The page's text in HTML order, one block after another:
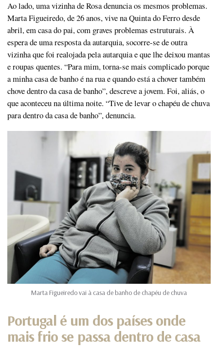
Ao lado, uma vizinha de Rosa denuncia os mesmos problemas.
Marta Figueiredo, de 26 anos, vive na Quinta do Ferro desde
abril, em casa do pai, com graves problemas estruturais. À
espera de uma resposta da autarquia, socorre-se de outra
vizinha que foi realojada pela autarquia e que lhe deixou mantas
e roupas quentes. “Para mim, torna-se mais complicado porque
a minha casa de banho é na rua e quando está a chover também
chove dentro da casa de banho”, descreve a jovem. Foi, aliás, o
que aconteceu na última noite. “Tive de levar o chapéu de chuva
para dentro da casa de banho”, denuncia.
Marta Figueiredo vai à casa de banho de chapéu de chuva
Portugal é um dos países onde
mais frio se passa dentro de casa